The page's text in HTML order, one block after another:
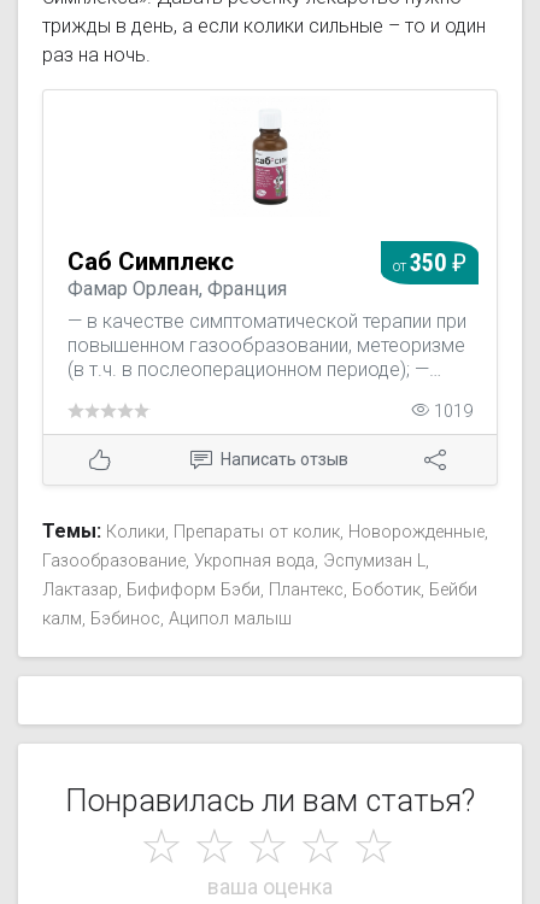
трижды в день, а если колики сильные – то и один
раз на ночь.
Саб Симплекс
Фамар Орлеан, Франция
— в качестве симптоматической терапии при
повышенном газообразовании, метеоризме
(в т.ч. в послеоперационном периоде); —
исследованиям ЖКТ (рентгенография, УЗИ,
эзофагогастродуоденоскопия); — острые
отравления моющими средствами при их
попадании в желудок.
от350
1019
Написать отзыв
Темы: Колики Препараты от колик Новорожденные
Газообразование Укропная вода Эспумизан L
Лактазар Бифиформ Бэби Плантекс Боботик Бейби
калм Бэбинос Аципол малыш
Понравилась ли вам статья?
☆
☆
☆
☆
☆